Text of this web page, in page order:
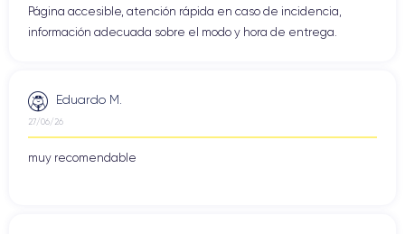
Página accesible, atención rápida en caso de incidencia,
información adecuada sobre el modo y hora de entrega.
Eduardo M.
27/06/26
muy recomendable